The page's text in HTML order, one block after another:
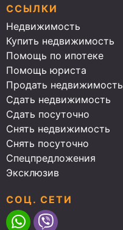
ССЫЛКИ
Недвижимость
Купить недвижимость
Помощь по ипотеке
Помощь юриста
Продать недвижимость
Сдать недвижимость
Сдать посуточно
Снять недвижимость
Снять посуточно
Спецпредложения
Эксклюзив
СОЦ. СЕТИ